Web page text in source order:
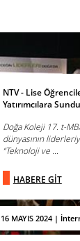
16 MAYIS 2024 |
NTV - Lise
Yatırımcılara Sundu
Doğa Koleji 17. t-
dünyasının
“Teknoloji ve ...
HABERE GİT